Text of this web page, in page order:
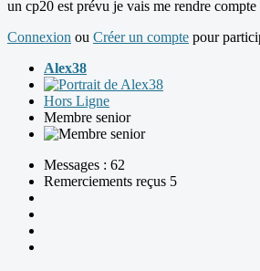
un cp20 est prévu je vais me rendre
Connexion ou Créer un compte pour
Alex38
Hors Ligne
Membre senior
Messages : 62
Remerciements reçus 5